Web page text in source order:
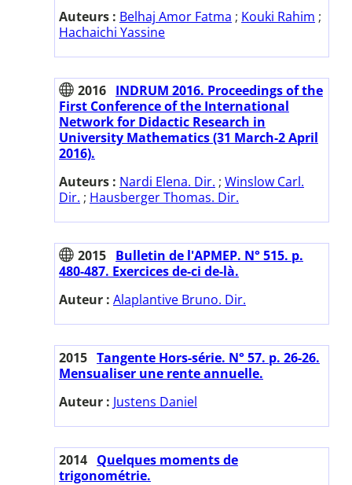
Auteurs : Belhaj Amor Fatma ; Kouki Rahim ;
Hachaichi Yassine
2016 INDRUM 2016. Proceedings of the
First Conference of the International
Network for Didactic Research in
University Mathematics (31 March-2 April
2016).
Auteurs : Nardi Elena. Dir. ; Winslow Carl.
Dir. ; Hausberger Thomas. Dir.
2015 Bulletin de l'APMEP. N° 515. p.
480-487. Exercices de-ci de-là.
Auteur : Alaplantive Bruno. Dir.
2015 Tangente Hors-série. N° 57. p. 26-26.
Mensualiser une rente annuelle.
Auteur : Justens Daniel
2014 Quelques moments de
trigonométrie.